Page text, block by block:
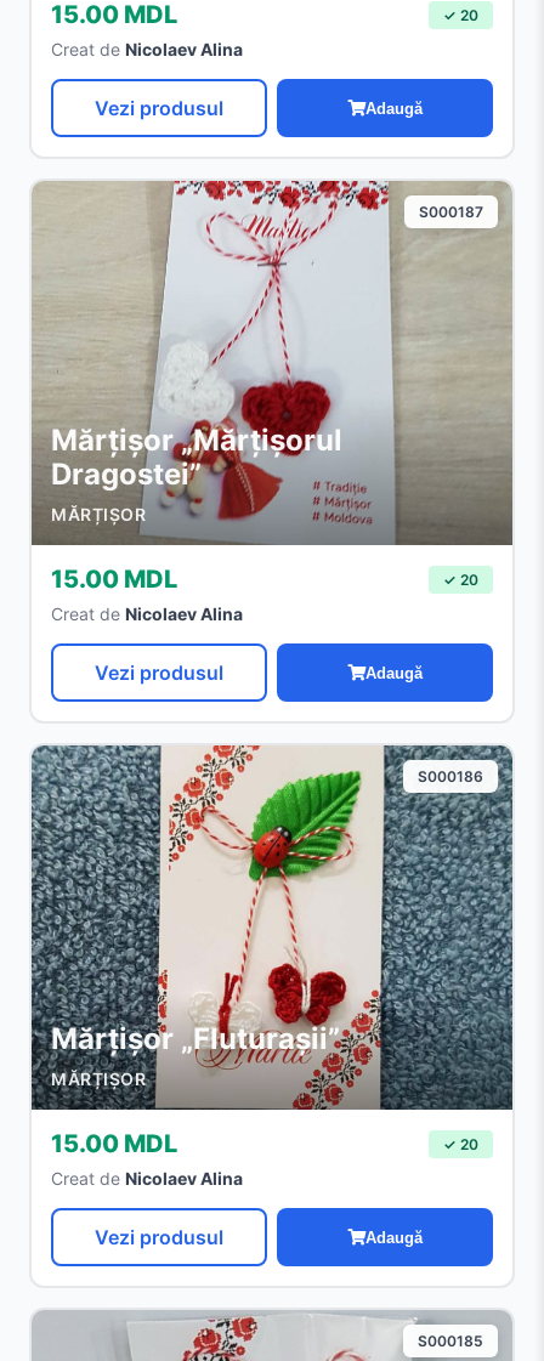
15.00 MDL ✓ 20
Creat de Nicolaev Alina
Vezi produsul Adaugă
S000187
Mărțișor „Mărțișorul
Dragostei”
MĂRȚIȘOR
15.00 MDL ✓ 20
Creat de Nicolaev Alina
Vezi produsul Adaugă
S000186
Mărțișor „Fluturașii”
MĂRȚIȘOR
15.00 MDL ✓ 20
Creat de Nicolaev Alina
Vezi produsul Adaugă
S000185